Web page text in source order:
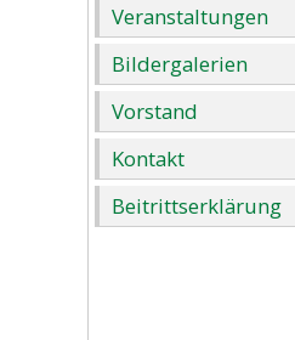
Veranstaltungen
Bildergalerien
Vorstand
Kontakt
Beitrittserklärung